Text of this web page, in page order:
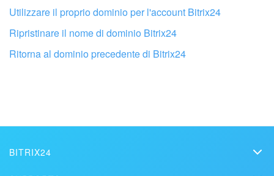
Dipendenti
Knowledge base
Utilizzare il proprio dominio per l'account Bitrix24
Ripristinare il nome di dominio Bitrix24
Ritorna al dominio precedente di Bitrix24
BITRIX24